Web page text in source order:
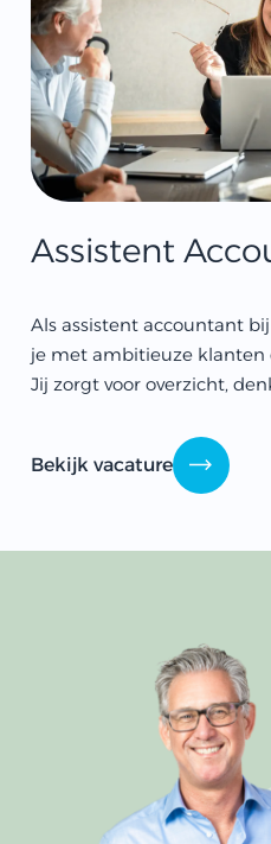
Assistent
Als assistent accountant
je met ambitieuze klanten
Jij zorgt voor overzicht,
Bekijk vacature